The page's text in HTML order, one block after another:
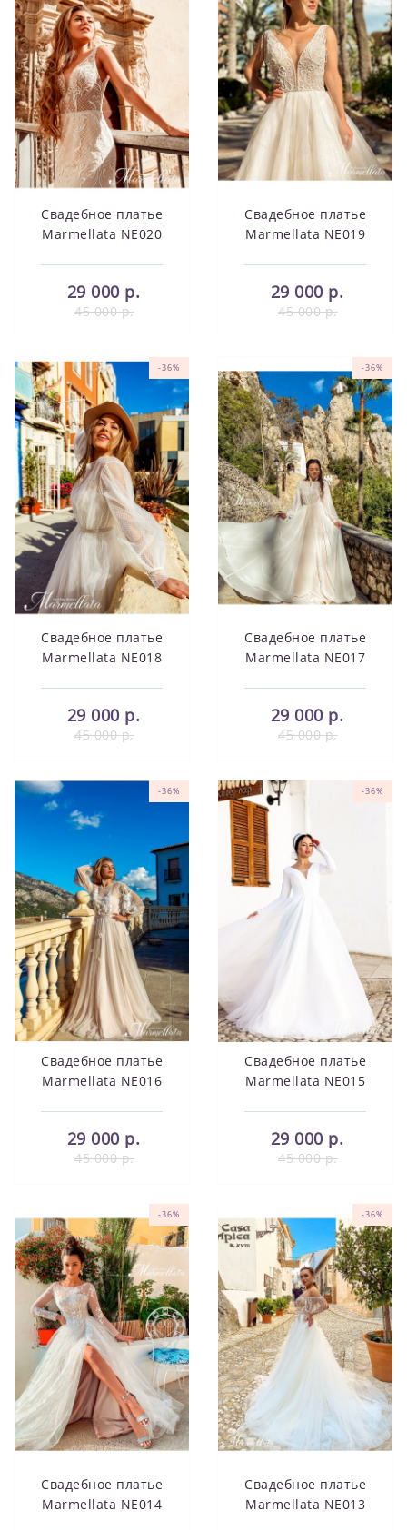
Свадебное платье
Marmellata NE020
29 000 р.
45 000 р.
Свадебное платье
Marmellata NE019
29 000 р.
45 000 р.
-36%
Свадебное платье
Marmellata NE018
29 000 р.
45 000 р.
-36%
Свадебное платье
Marmellata NE017
29 000 р.
45 000 р.
-36%
Свадебное платье
Marmellata NE016
29 000 р.
45 000 р.
-36%
Свадебное платье
Marmellata NE015
29 000 р.
45 000 р.
-36%
Свадебное платье
Marmellata NE014
-36%
Свадебное платье
Marmellata NE013